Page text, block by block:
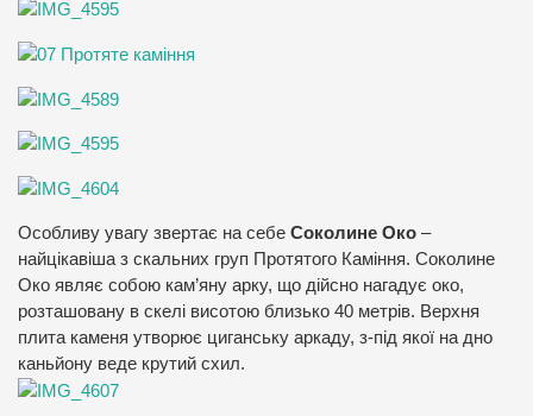
Особливу увагу звертає на себе Соколине Око –
найцікавіша з скальних груп Протятого Каміння. Соколине
Око являє собою кам’яну арку, що дійсно нагадує око,
розташовану в скелі висотою близько 40 метрів. Верхня
плита каменя утворює циганську аркаду, з-під якої на дно
каньйону веде крутий схил.